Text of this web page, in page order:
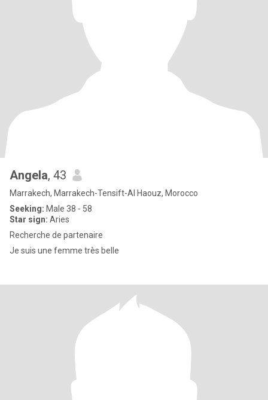
Angela, 43
Marrakech, Marrakech-Tensift-Al Haouz, Morocco
Seeking: Male 38 - 58
Star sign: Aries
Recherche de partenaire
Je suis une femme très belle